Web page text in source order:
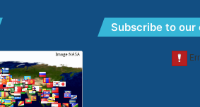
Subscribe to our